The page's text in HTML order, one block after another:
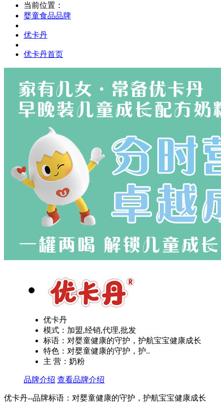
当前位置：
婴童食品品牌
优卡丹
优卡丹首页
优卡丹
模式：加盟,经销,代理,批发
标语：对婴童健康的守护，护航宝宝健康成长
特色：对婴童健康的守护，护..
主 营：奶粉
品牌介绍 查看品牌介绍
优卡丹--品牌标语： 对婴童健康的守护，护航宝宝健康成长